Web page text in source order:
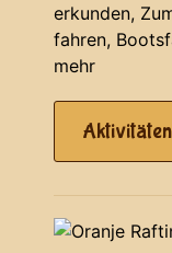
erkunden,
fahren,
mehr